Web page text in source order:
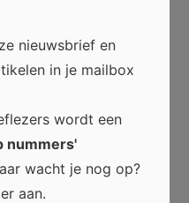
keer wanneer ik
nieuwsbrief en
in je mailbox
wordt een
nummers'
wacht je nog op?
aan.